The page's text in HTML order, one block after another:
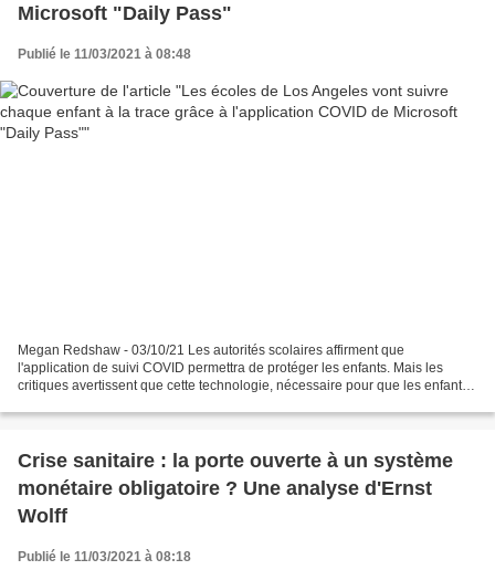
Microsoft "Daily Pass"
Publié le 11/03/2021 à 08:48
Megan Redshaw - 03/10/21 Les autorités scolaires affirment que
l'application de suivi COVID permettra de protéger les enfants. Mais les
critiques avertissent que cette technologie, nécessaire pour que les enfants
Crise sanitaire : la porte ouverte à un système
monétaire obligatoire ? Une analyse d'Ernst
Wolff
Publié le 11/03/2021 à 08:18